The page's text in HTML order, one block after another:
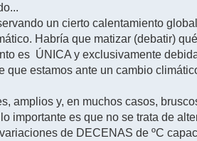
un cierto calentamiento
Habría que matizar (debatir)
es ÚNICA y exclusivamente
que estamos ante un cambio
amplios y, en muchos casos,
es que no se trata de
de DECENAS de ºC